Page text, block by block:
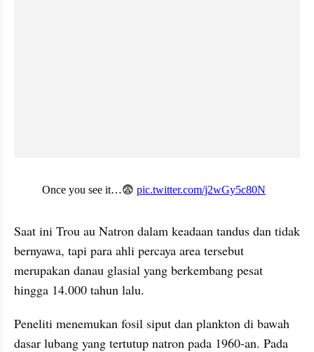
X post embed
Saat ini Trou au Natron dalam keadaan tandus dan tidak
bernyawa, tapi para ahli percaya area tersebut
merupakan danau glasial yang berkembang pesat
hingga 14.000 tahun lalu.
Peneliti menemukan fosil siput dan plankton di bawah
dasar lubang yang tertutup natron pada 1960-an. Pada